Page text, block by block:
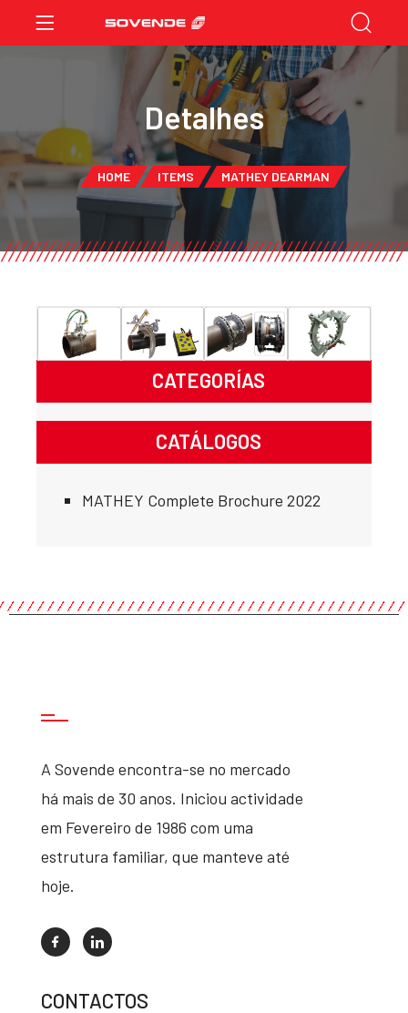
Detalhes
HOME ITEMS MATHEY DEARMAN
CATEGORÍAS
CATÁLOGOS
MATHEY Complete Brochure 2022
A Sovende encontra-se no mercado
há mais de 30 anos. Iniciou actividade
em Fevereiro de 1986 com uma
estrutura familiar, que manteve até
hoje.
CONTACTOS